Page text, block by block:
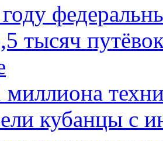
тысяч
миллиона
кубанцы с